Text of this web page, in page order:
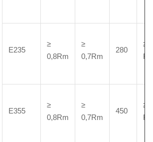
E235
≥
0,8Rm
≥
0,7Rm
280
≥
E355
≥
0,8Rm
≥
0,7Rm
450
≥